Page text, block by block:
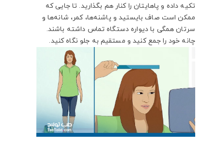
تکیه داده و پاهایتان را کنار هم بگذارید. تا جایی که
ممکن است صاف بایستید و پاشنه‌ها، کمر، شانه‌ها و
سرتان همگی با دیواره دستگاه تماس داشته باشند.
چانه خود را جمع کنید و مستقیم به جلو نگاه کنید.